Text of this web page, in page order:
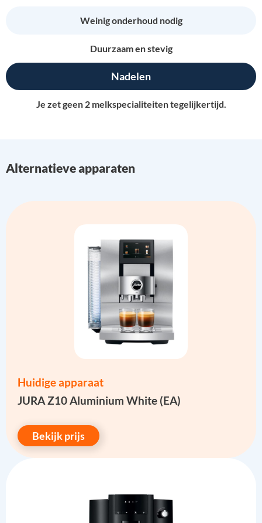
Weinig onderhoud nodig
Duurzaam en stevig
Nadelen
Je zet geen 2 melkspecialiteiten tegelijkertijd.
Alternatieve apparaten
Huidige apparaat
JURA Z10 Aluminium White (EA)
Bekijk prijs